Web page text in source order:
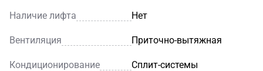
Наличие лифта Нет
Вентиляция Приточно-вытяжная
Кондиционирование Сплит-системы